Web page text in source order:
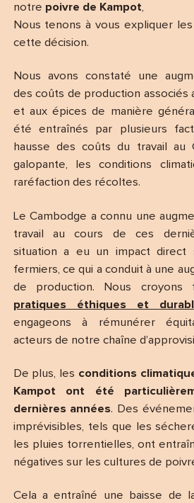
notre poivre de Kampot,
Nous tenons à vous expliquer
cette décision.
Nous avons constaté une
des coûts de production associés
et aux épices de manière
été entraînés par plusieurs
hausse des coûts du travail au
galopante, les conditions
raréfaction des récoltes.
Le Cambodge a connu une
travail au cours de ces
situation a eu un impact direct
fermiers, ce qui a conduit à une
de production. Nous croyons
pratiques éthiques et
engageons à rémunérer
acteurs de notre chaîne
De plus, les conditions
Kampot ont été
dernières années. Des
imprévisibles, tels que les
les pluies torrentielles, ont
négatives sur les cultures de
Cela a entraîné une baisse de